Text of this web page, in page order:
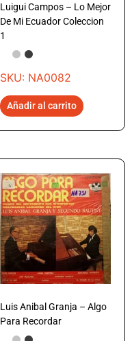
Luigui Campos – Lo Mejor
De Mi Ecuador Coleccion
1
SKU: NA0082
Añadir al carrito
Luis Anibal Granja – Algo
Para Recordar